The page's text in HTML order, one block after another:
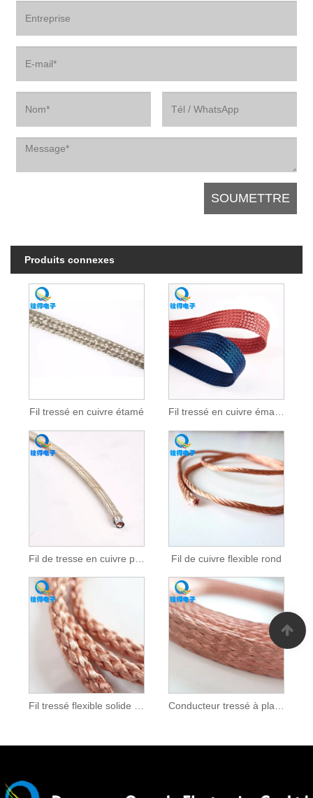
Produits connexes
Fil tressé en cuivre étamé
Fil de tresse en cuivre plaqué en argent Fil de cuivre flexible rond